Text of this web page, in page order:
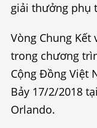
giải thưởng phụ
Vòng Chung
trong chương
Cộng Đồng Việt
Bảy 17/2/2018
Orlando.